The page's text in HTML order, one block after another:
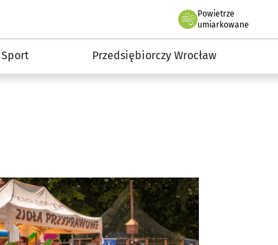
Powietrze
we Wrocławiu
umiarkowane
Sport Przedsiębiorczy Wrocław